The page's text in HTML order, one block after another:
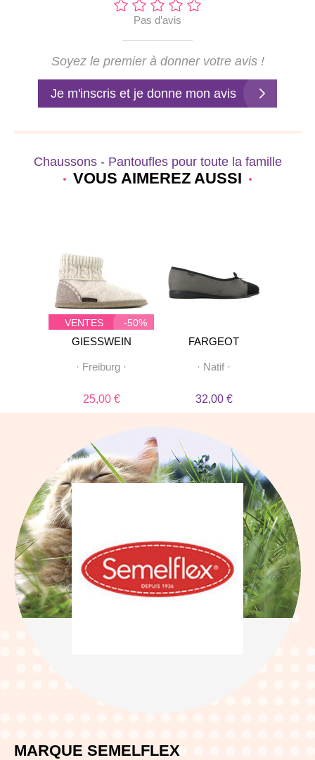
Pas d’avis
Soyez le premier à donner votre avis !
Je m'inscris et je donne mon avis
Chaussons - Pantoufles pour toute la famille
VOUS AIMEREZ AUSSI
VENTES
PRIVEES
-50%
GIESSWEIN
· Freiburg ·
25,00 €
FARGEOT
· Natif ·
32,00 €
MARQUE SEMELFLEX